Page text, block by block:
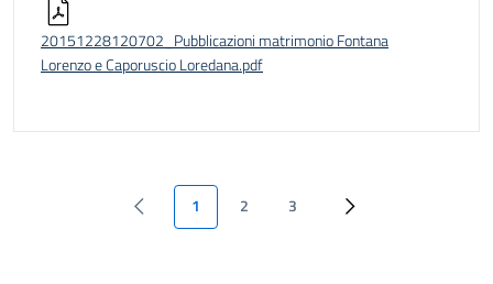
20151228120702_Pubblicazioni matrimonio Fontana
Lorenzo e Caporuscio Loredana.pdf
1 2 3